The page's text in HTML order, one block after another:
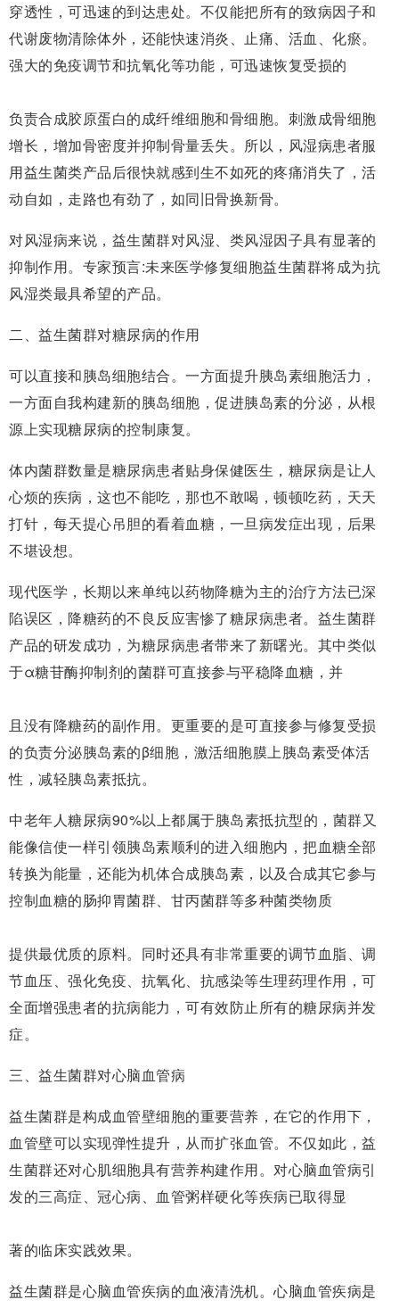
穿透性，可迅速的到达患处。不仅能把所有的致病因子和
代谢废物清除体外，还能快速消炎、止痛、活血、化瘀。
强大的免疫调节和抗氧化等功能，可迅速恢复受损的
负责合成胶原蛋白的成纤维细胞和骨细胞。刺激成骨细胞
增长，增加骨密度并抑制骨量丢失。所以，风湿病患者服
用益生菌类产品后很快就感到生不如死的疼痛消失了，活
动自如，走路也有劲了，如同旧骨换新骨。
对风湿病来说，益生菌群对风湿、类风湿因子具有显著的
抑制作用。专家预言:未来医学修复细胞益生菌群将成为抗
风湿类最具希望的产品。
二、益生菌群对糖尿病的作用
可以直接和胰岛细胞结合。一方面提升胰岛素细胞活力，
一方面自我构建新的胰岛细胞，促进胰岛素的分泌，从根
源上实现糖尿病的控制康复。
体内菌群数量是糖尿病患者贴身保健医生，糖尿病是让人
心烦的疾病，这也不能吃，那也不敢喝，顿顿吃药，天天
打针，每天提心吊胆的看着血糖，一旦病发症出现，后果
不堪设想。
现代医学，长期以来单纯以药物降糖为主的治疗方法已深
陷误区，降糖药的不良反应害惨了糖尿病患者。益生菌群
产品的研发成功，为糖尿病患者带来了新曙光。其中类似
于α糖苷酶抑制剂的菌群可直接参与平稳降血糖，并
且没有降糖药的副作用。更重要的是可直接参与修复受损
的负责分泌胰岛素的β细胞，激活细胞膜上胰岛素受体活
性，减轻胰岛素抵抗。
中老年人糖尿病90%以上都属于胰岛素抵抗型的，菌群又
能像信使一样引领胰岛素顺利的进入细胞内，把血糖全部
转换为能量，还能为机体合成胰岛素，以及合成其它参与
控制血糖的肠抑胃菌群、甘丙菌群等多种菌类物质
提供最优质的原料。同时还具有非常重要的调节血脂、调
节血压、强化免疫、抗氧化、抗感染等生理药理作用，可
全面增强患者的抗病能力，可有效防止所有的糖尿病并发
症。
三、益生菌群对心脑血管病
益生菌群是构成血管壁细胞的重要营养，在它的作用下，
血管壁可以实现弹性提升，从而扩张血管。不仅如此，益
生菌群还对心肌细胞具有营养构建作用。对心脑血管病引
发的三高症、冠心病、血管粥样硬化等疾病已取得显
著的临床实践效果。
益生菌群是心脑血管疾病的血液清洗机。心脑血管疾病是